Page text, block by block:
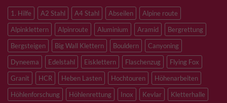
1. Hilfe A2 Stahl A4 Stahl Abseilen
Alpine route
Alpinklettern
Alpinroute Aluminium Aramid
Bergrettung
Bergsteigen
Big Wall Klettern Bouldern
Canyoning
Dyneema
Edelstahl Eisklettern Flaschenzug
Flying Fox
Granit
HCR Heben Lasten Hochtouren
Höhenarbeiten
Höhlenforschung
Höhlenrettung Inox Kevlar
Kletterhalle